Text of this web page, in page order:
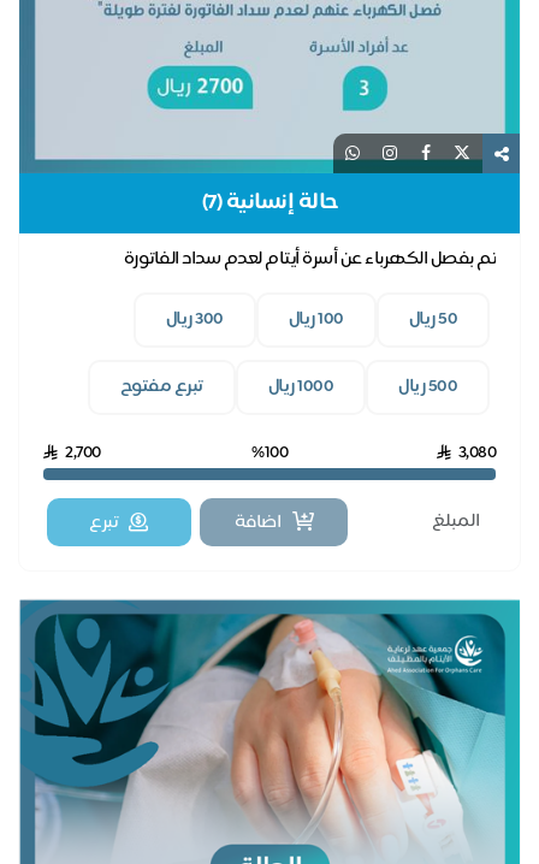
حالة إنسانية (7)
تم بفصل الكهرباء عن أسرة أيتام لعدم سداد الفاتورة
1000 ريال تبرع مفتوح
3,080
%100
2,700
اضافة تبرع